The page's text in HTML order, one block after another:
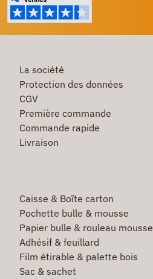
La société
Protection des données
CGV
Première commande
Commande rapide
Livraison
Caisse & Boîte carton
Pochette bulle & mousse
Papier bulle & rouleau mousse
Adhésif & feuillard
Film étirable & palette bois
Sac & sachet